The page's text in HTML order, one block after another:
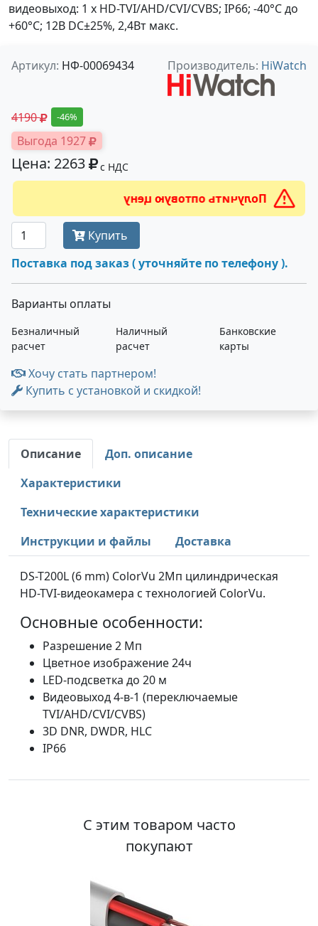
видеовыход: 1 х HD-TVI/AHD/CVI/CVBS; IP66; -40°С до
+60°С; 12В DC±25%, 2,4Вт макс.
Артикул: НФ-00069434 Производитель: HiWatch
4190 -46%
Выгода 1927
Цена: 2263 с НДС
Получить оптовую цену
Купить
Поставка под заказ ( уточняйте по телефону ).
Варианты оплаты
Безналичный
расчет
Наличный
расчет
Банковские
карты
Хочу стать партнером!
Купить с установкой и скидкой!
Описание
Доп. описание
Характеристики
Технические характеристики
Инструкции и файлы
Доставка
DS-T200L (6 mm) ColorVu 2Мп цилиндрическая
HD-TVI-видеокамера с технологией ColorVu.
Основные особенности:
Разрешение 2 Мп
Цветное изображение 24ч
LED-подсветка до 20 м
Видеовыход 4-в-1 (переключаемые
TVI/AHD/CVI/CVBS)
3D DNR, DWDR, HLC
IP66
С этим товаром часто
покупают